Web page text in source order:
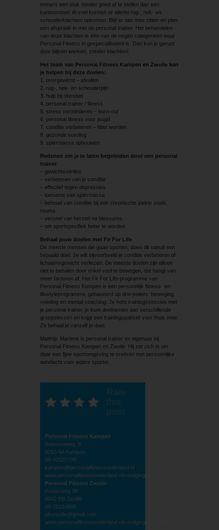
immers een stuk minder goed af te stellen dan een
kantoorstoel. Al snel kunnen er allerlei rug-, nek- en
schouderklachten opkomen. Blijf er niet mee zitten en plan
een afspraak in met de personal trainer. Het behandelen
van deze klachten is één van de negen categorieën waar
Personal Fitness in gespecialiseerd is. Dan kun je gerust
door blijven werken, zonder klachten!
Het team van Personal Fitness Kampen en Zwolle kan
je helpen bij deze doelen:
1. overgewicht – afvallen
2. rug-, nek- en schouderpijn
3. hulp bij obesitas
4. personal trainer / fitness
5. stress verminderen – burn-out
6. personal fitness voor jeugd
7. conditie verbeteren – fitter worden
8. gezonde voeding
9. spiermassa opbouwen
Redenen om je te laten begeleiden door een personal
trainer
– gewichtsverlies
– verbeteren van je conditie
– effectief tegen depressies
– toename van spiermassa
– behoud van conditie bij een chronische ziekte zoals
reuma
– versnel van herstel na blessures
– om sportspecifiek beter te worden
Behaal jouw doelen met Fir For Life
De meeste mensen die gaan sporten, doen dit vanuit een
bepaald doel. Je wilt bijvoorbeeld je conditie verbeteren of
lichaamsgewicht verliezen. De meeste doelen zijn alleen
niet te behalen door enkel veel te bewegen, dat hangt van
meer factoren af. Het Fir For Life-programma van
Personal Fitness Kampen is een persoonlijk fitness- en
lifestyleprogramma, gebaseerd op drie peilers: beweging,
voeding en mental coaching. Je hebt trainingssessies met
je personal trainer, je kunt deelnemen aan verschillende
groepslessen en krijgt een trainingspakket voor thuis mee.
Zo behaal je vanzelf je doel.
Matthijs Martens is personal trainer en eigenaar bij
Personal Fitness Kampen en Zwolle. Hij zet zich in om
daar een fijne sportomgeving te creëren met persoonlijke
aandacht voor iedere sporter.
Rate
this
post
Personal Fitness Kampen
Industrieweg 3i
8263 AA Kampen
06-42020799
kampen@personalfitnessnederland.nl
www.personalfitnessnederland.nl/vestigingen/kampen/
Personal Fitness Zwolle
Punterweg 3B
8042 PB Zwolle
06-20234865
pfnzwolle@gmail.com
www.personalfitnessnederland.nl/vestigingen/zwolle/